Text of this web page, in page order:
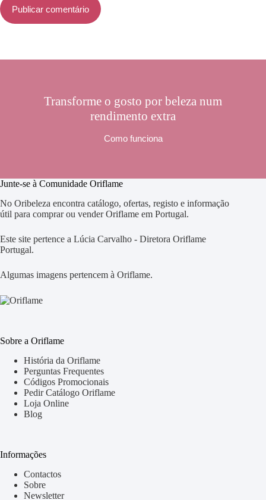
Publicar comentário
Transforme o gosto por beleza num
rendimento extra
Como funciona
Junte-se à Comunidade Oriflame
No Oribeleza encontra catálogo, ofertas, registo e informação
útil para comprar ou vender Oriflame em Portugal.
Este site pertence a Lúcia Carvalho - Diretora Oriflame
Portugal.
Algumas imagens pertencem à Oriflame.
Sobre a Oriflame
História da Oriflame
Perguntas Frequentes
Códigos Promocionais
Pedir Catálogo Oriflame
Loja Online
Blog
Informações
Contactos
Sobre
Newsletter